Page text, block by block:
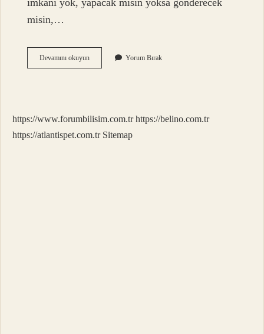
imkânı yok, yapacak mısın yoksa gönderecek
misin,…
Devamını okuyunTelefondan
Imam
Yorum Bırak
https://www.forumbilisim.com.tr https://belino.com.tr
https://atlantispet.com.tr Sitemap